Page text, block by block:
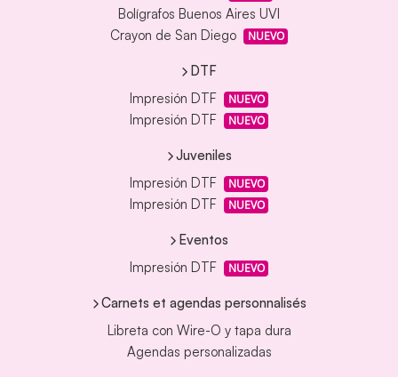
Bolígrafos Buenos Aires UVI
Crayon de San Diego
NUEVO
DTF
Impresión DTF
NUEVO
Impresión DTF NUEVO
Juveniles
Impresión DTF
NUEVO
Impresión DTF NUEVO
Eventos
Impresión DTF
NUEVO
Carnets et agendas personnalisés
Libreta con Wire-O y tapa dura
Agendas personalizadas